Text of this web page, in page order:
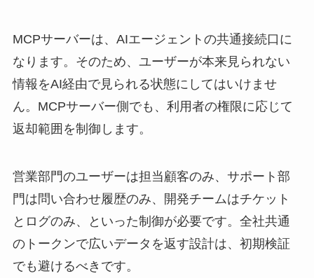
MCPサーバーは、AIエージェントの共通接続口に
なります。そのため、ユーザーが本来見られない
情報をAI経由で見られる状態にしてはいけませ
ん。MCPサーバー側でも、利用者の権限に応じて
返却範囲を制御します。
営業部門のユーザーは担当顧客のみ、サポート部
門は問い合わせ履歴のみ、開発チームはチケット
とログのみ、といった制御が必要です。全社共通
のトークンで広いデータを返す設計は、初期検証
でも避けるべきです。